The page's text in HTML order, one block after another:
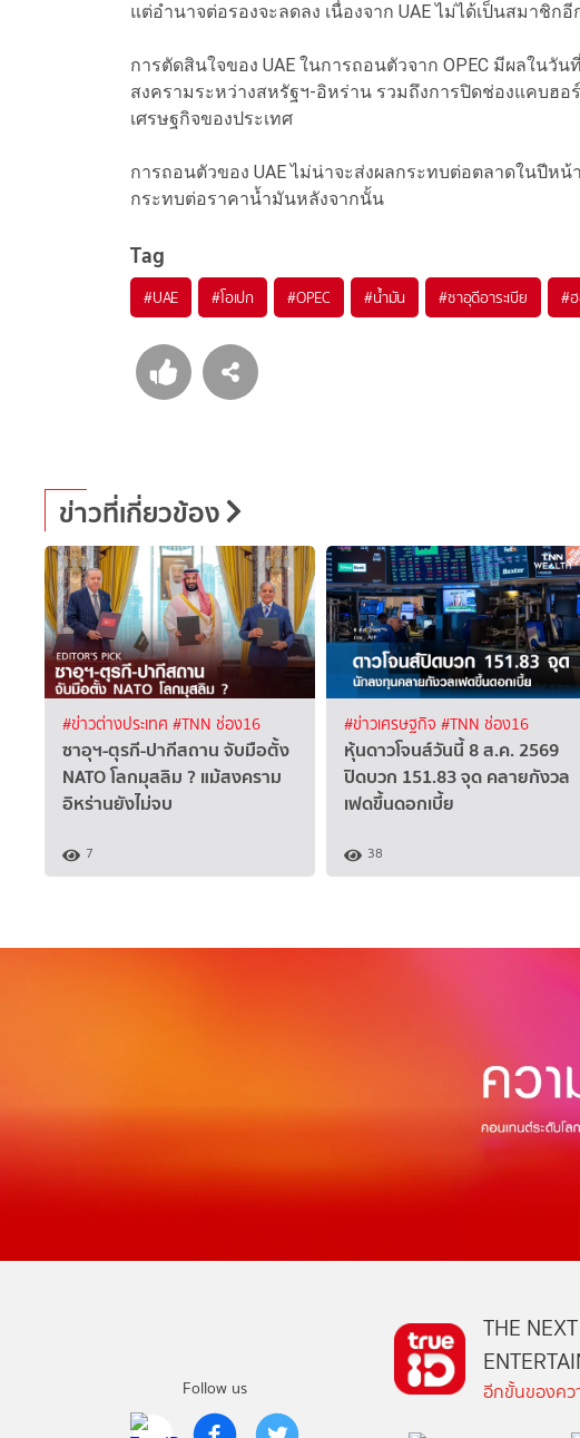
แต่อำนาจต่อรองจะลดลง เนื่องจาก UAE ไม่ได้เป็นสมาชิก
การตัดสินใจของ UAE ในการถอนตัวจาก OPEC มีผลใน
สงครามระหว่างสหรัฐฯ-อิหร่าน รวมถึงการปิดช่องแคบฮ
เศรษฐกิจของประเทศ
การถอนตัวของ UAE ไม่น่าจะส่งผลกระทบต่อตลาดในปีห
กระทบต่อราคาน้ำมันหลังจากนั้น
Tag
#UAE #โอเปก #OPEC #น้ำมัน #ซาอุดีอาระเบีย #
ข่าวที่เกี่ยวข้อง
#ข่าวต่างประเทศ #TNN ช่อง16
ซาอุฯ-ตุรกี-ปากีสถาน จับมือตั้ง
NATO โลกมุสลิม ? แม้สงคราม
อิหร่านยังไม่จบ
7
#ข่าวเศรษฐกิจ #TNN ช่อง16
หุ้นดาวโจนส์วันนี้ 8 ส.ค. 2569
ปิดบวก 151.83 จุด คลายกังวล
เฟดขึ้นดอกเบี้ย
38
Follow us
THE
อีกขั้นของคว